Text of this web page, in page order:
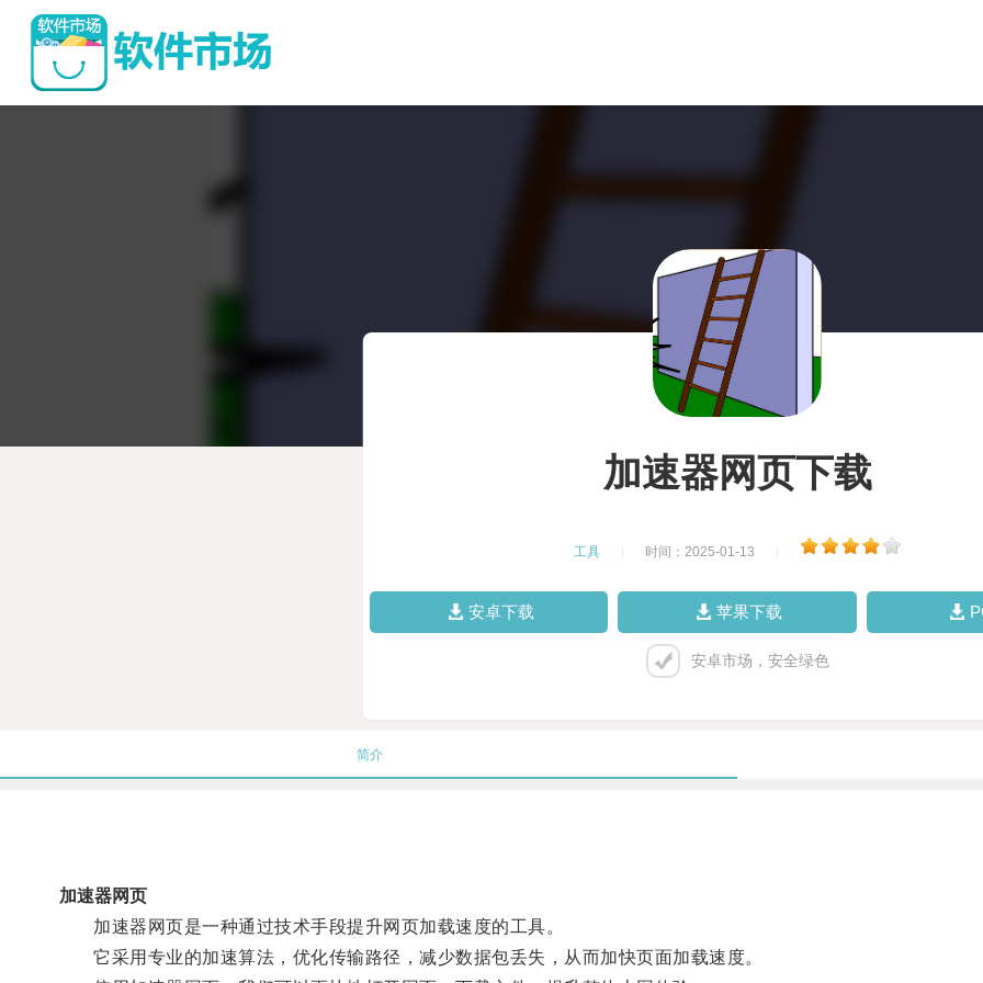
加速器网页下载
工具 时间：2025-01-13
安卓下载 苹果下载
安卓市场，安全绿色
简介
加速器网页
加速器网页是一种通过技术手段提升网页加载速度的工具。
它采用专业的加速算法，优化传输路径，减少数据包丢失，从而加快页面加载速度。